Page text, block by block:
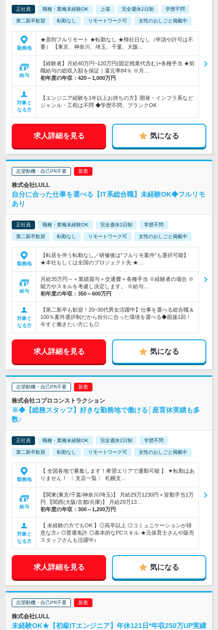
正社員 職種・業種未経験OK 上場 完全週休2日制 学歴不問
第二新卒歓迎 転勤なし リモートワーク可 女性のおしごと掲載中
勤務地
★原則フルリモート ★転勤なし ★帰社日なし（申請や許可は不
要） 【東京、神奈川、埼玉、千葉、大阪…
給与
【経験者】月給40万円~120万円(固定残業代含む)+各種手当 ★前
職給与の総収入額を保証｜還元率84％ ※月…
初年度の年収： 420～1,000万円
対象と
なる方
【エンジニア経験を1年以上お持ちの方】開発・インフラ系など
ジャンル・工程は不問 ◆学歴不問、ブランクOK
求人詳細を見る 気になる
志望動機・自己PR不要
株式会社LULL
自分に合った仕事を選べる【IT系総合職】未経験OK◆フルリモ
あり
正社員 職種・業種未経験OK 完全週休2日制 学歴不問
第二新卒歓迎 転勤なし リモートワーク可 女性のおしごと掲載中
勤務地
【転居を伴う転勤なし／研修後は”フルリモ案件”も選択可能】
★本社もしくは全国のプロジェクト先 ★…
給与
月給35万円～＋業績賞与＋交通費＋各種手当 ※経験者の場合 ※
能力やスキルを考慮し決定します。 ※給与…
初年度の年収： 350～600万円
対象と
なる方
【第二新卒も歓迎！20~30代男女活躍中】仕事を選べる総合職＆
100％案件選択制だから自分に合った環境を選べる◆面接1回！
今すぐ働きたい方にも◎
求人詳細を見る 気になる
志望動機・自己PR不要
株式会社コプロコンストラクション
※◆【総務スタッフ】好きな勤務地で働ける│産育休実績も多
数♪
正社員 職種・業種未経験OK 完全週休2日制 学歴不問
第二新卒歓迎 転勤なし リモートワーク可 女性のおしごと掲載中
勤務地
【 全国各地で募集します！希望エリアで通勤可能 】 ▼転勤はあ
りません！ 〈 支店一覧 〉 札幌支…
給与
【関東(東京/千葉/神奈川/埼玉)】 月給29万1230円＋皆勤手当1万
円 【関西(大阪/京都/兵庫)】 月給29万13…
初年度の年収： 300～1,200万円
対象と
なる方
【 未経験の方でもOK 】◎高卒以上 ◎コミュニケーションが得
意な方♪ ◎普通免許 ◎基本的なPCスキル ★元保育士さんや販売
スタッフさんも活躍中♪
求人詳細を見る 気になる
志望動機・自己PR不要
株式会社LULL
未経験OK★【初級ITエンジニア】年休121日*年収250万UP実績